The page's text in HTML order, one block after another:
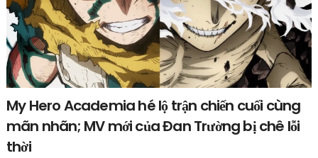
My Hero Academia hé lộ trận chiến cuối cùng
mãn nhãn; MV mới của Đan Trường bị chê lỗi
thời